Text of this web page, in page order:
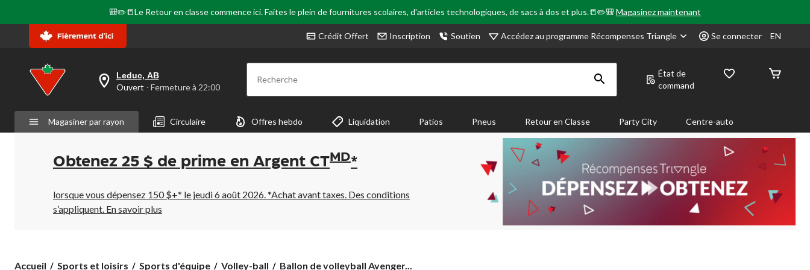
🎒✏️📒Le Retour en classe commence ici. Faites le plein de fournitures scolaires, d'articles technologiques, de sacs à dos et plus.📒✏️🎒Magasinez maintenant
Crédit Offert Inscription Soutien Accédez au programme Récompenses Triangle Se connecter EN
votre
est
Leduc,
AB,
Fermeture
à
22:00
cliquer
pour
Leduc, AB
Ouvert ⋅ Fermeture à 22:00 Recherche
État de
command
Magasiner par rayon Circulaire Offres hebdo Liquidation Patios Pneus Retour en Classe Party City Centre-auto
Obtenez 25 $ de prime en Argent CT MD*
lorsque vous dépensez 150 $+* le jeudi 6 août 2026. *Achat avant taxes. Des conditions
s’appliquent. En savoir plus
Accueil Sports et loisirs Sports d'équipe Volley-ball
Ballon
Ballon de volleyball Avenger...